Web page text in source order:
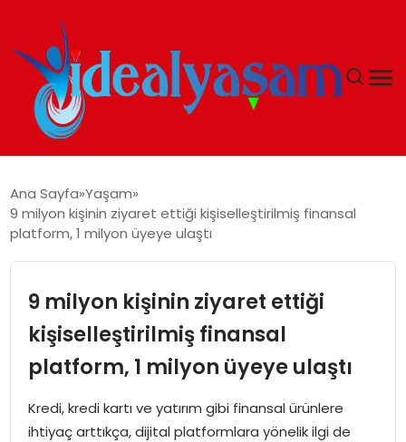
GÜNDEM
İDEAL YAŞAM
İDEAL SPOR
YAŞAM
Ana Sayfa Yaşam
9 milyon kişinin ziyaret ettiği kişiselleştirilmiş finansal
platform, 1 milyon üyeye ulaştı
9 milyon kişinin ziyaret ettiği
kişiselleştirilmiş finansal
platform, 1 milyon üyeye ulaştı
Kredi, kredi kartı ve yatırım gibi finansal ürünlere
ihtiyaç arttıkça, dijital platformlara yönelik ilgi de